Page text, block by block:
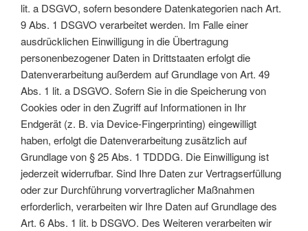
lit. a DSGVO, sofern besondere Datenkategorien nach Art.
9 Abs. 1 DSGVO verarbeitet werden. Im Falle einer
ausdrücklichen Einwilligung in die Übertragung
personenbezogener Daten in Drittstaaten erfolgt die
Datenverarbeitung außerdem auf Grundlage von Art. 49
Abs. 1 lit. a DSGVO. Sofern Sie in die Speicherung von
Cookies oder in den Zugriff auf Informationen in Ihr
Endgerät (z. B. via Device-Fingerprinting) eingewilligt
haben, erfolgt die Datenverarbeitung zusätzlich auf
Grundlage von § 25 Abs. 1 TDDDG. Die Einwilligung ist
jederzeit widerrufbar. Sind Ihre Daten zur Vertragserfüllung
oder zur Durchführung vorvertraglicher Maßnahmen
erforderlich, verarbeiten wir Ihre Daten auf Grundlage des
Art. 6 Abs. 1 lit. b DSGVO. Des Weiteren verarbeiten wir